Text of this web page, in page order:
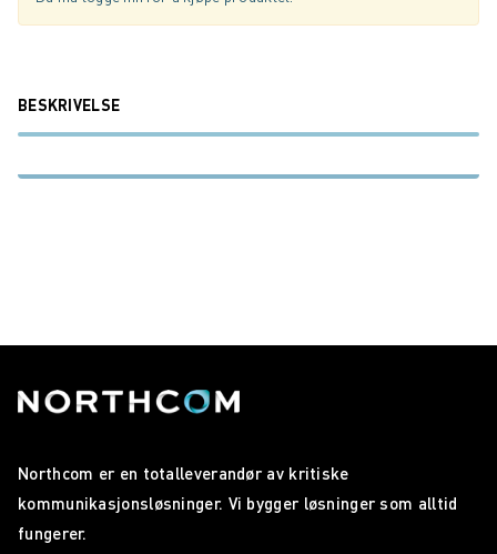
BESKRIVELSE
Northcom er en totalleverandør av kritiske
kommunikasjonsløsninger. Vi bygger løsninger som alltid
fungerer.